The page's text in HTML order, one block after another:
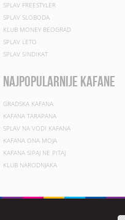
SPLAV FREESTYLER
SPLAV SLOBODA
KLUB MONEY BEOGRAD
SPLAV LETO
SPLAV SINDIKAT
najpopularnije kafane
GRADSKA KAFANA
KAFANA TARAPANA
SPLAV NA VODI KAFANA
KAFANA ONA MOJA
KAFANA SIPAJ NE PITAJ
KLUB NARODNJAKA